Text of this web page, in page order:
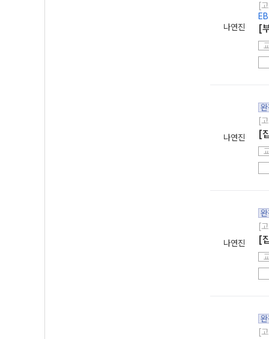
나연진
[
[
나연진
[
[
나연진
[
[
[